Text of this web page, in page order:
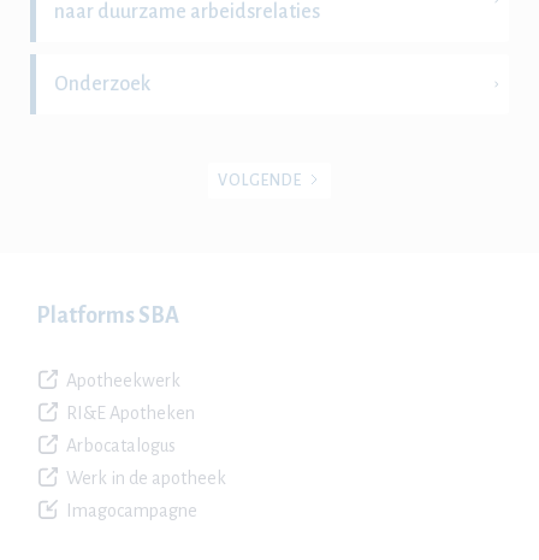
naar duurzame arbeidsrelaties
Onderzoek
VOLGENDE
Platforms SBA
Apotheekwerk
RI&E Apotheken
Arbocatalogus
Werk in de apotheek
Imagocampagne